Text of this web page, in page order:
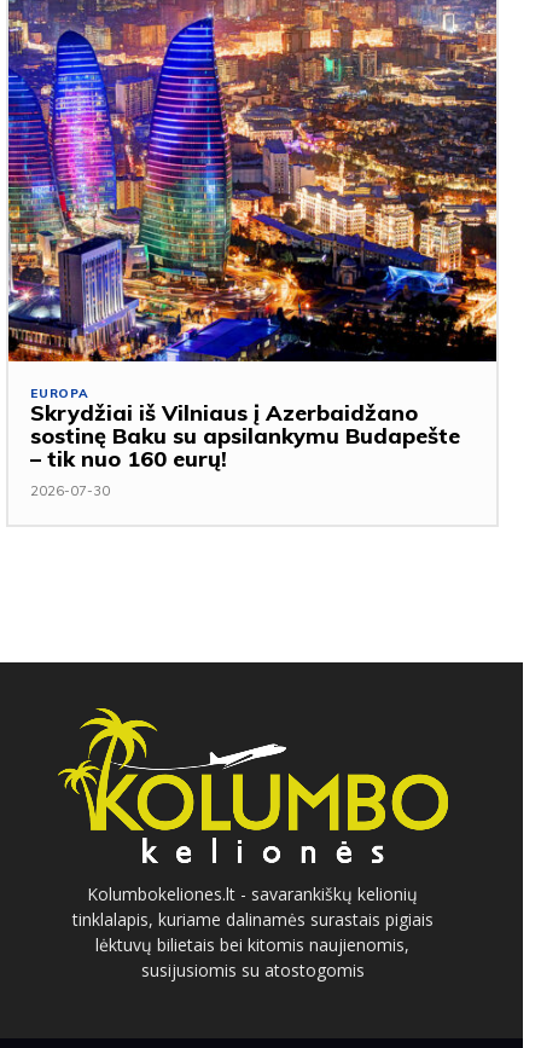
EUROPA
Skrydžiai iš Vilniaus į Azerbaidžano
sostinę Baku su apsilankymu Budapešte
– tik nuo 160 eurų!
2026-07-30
Kolumbokeliones.lt - savarankiškų kelionių
tinklalapis, kuriame dalinamės surastais pigiais
lėktuvų bilietais bei kitomis naujienomis,
susijusiomis su atostogomis